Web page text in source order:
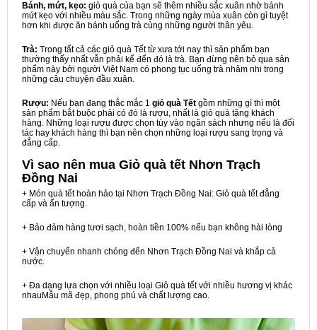
Bánh, mứt, kẹo: giỏ quà của bạn sẽ thêm nhiều sắc xuân nhờ bánh
mứt kẹo với nhiều màu sắc. Trong những ngày mùa xuân còn gì tuyệt
hơn khi được ăn bánh uống trà cùng những người thân yêu.
Trà: Trong tất cả các giỏ quà Tết từ xưa tới nay thì sản phẩm bạn
thường thấy nhất vẫn phải kể đến đó là trà. Bạn đừng nên bỏ qua sản
phẩm này bởi người Việt Nam có phong tục uống trà nhâm nhi trong
những câu chuyện đầu xuân.
Rượu: Nếu bạn đang thắc mắc 1 giỏ quà Tết gồm những gì thì một
sản phẩm bắt buộc phải có đó là rượu, nhất là giỏ quà tặng khách
hàng. Những loại rượu được chọn tùy vào ngân sách nhưng nếu là đối
tác hay khách hàng thì bạn nên chọn những loại rượu sang trọng và
đẳng cấp.
Vì sao nên mua Giỏ quà tết Nhơn Trạch
Đồng Nai
+ Món quà tết hoàn hảo tại Nhơn Trạch Đồng Nai: Giỏ quà tết đẳng
cấp và ấn tượng.
+ Bảo đảm hàng tươi sạch, hoàn tiền 100% nếu bạn không hài lòng
+ Vận chuyển nhanh chóng đến Nhơn Trạch Đồng Nai và khắp cả
nước.
+ Đa dạng lựa chọn với nhiều loại Giỏ quà tết với nhiều hương vị khác
nhauMẫu mã đẹp, phong phú và chất lượng cao.